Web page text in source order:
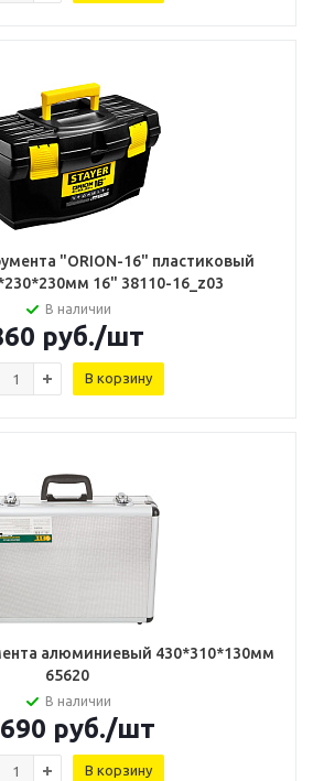
"ORION-16" пластиковый
16" 38110-16_z03
В наличии
руб./шт
В корзину
алюминиевый 430*310*130мм
65620
В наличии
руб./шт
В корзину